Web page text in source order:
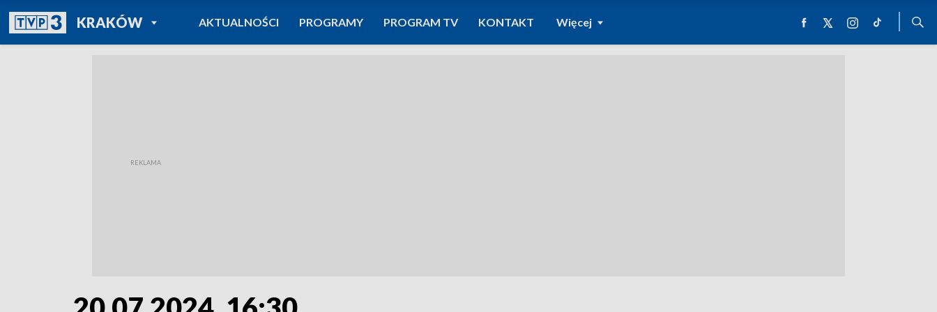
KRAKÓWPOWRÓT DO
TVP REGIONY
AKTUALNOŚCI PROGRAMY PROGRAM TV KONTAKT Więcej